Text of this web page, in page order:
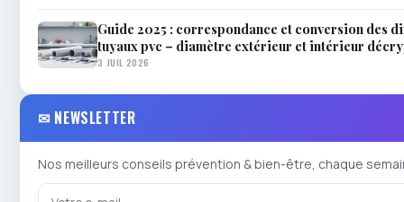
Guide 2025 : correspondance et conversion des
tuyaux pvc – diamètre extérieur et intérieur
3 JUIL 2026
✉ NEWSLETTER
Nos meilleurs conseils prévention & bien-être, chaque